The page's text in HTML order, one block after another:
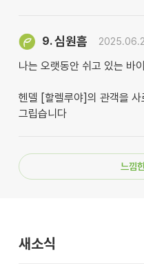
9.심원흠
나는 오랫동안 쉬고 있는 바
헨델 [할렐루야]의 관객을
그립습니다
느낌
새소식